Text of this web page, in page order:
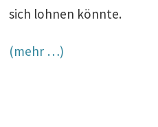
sich lohnen könnte.
(mehr …)